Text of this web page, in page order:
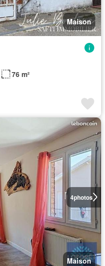
Maison
76 m²
4photos
Maison